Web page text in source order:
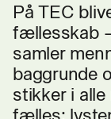
På TEC
fællesskab
samler
baggrunde
stikker i